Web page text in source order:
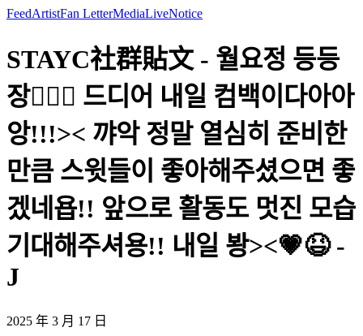
FeedArtistFan LetterMediaLiveNotice
STAYC社群貼文 - 월요정 등등
장🧚🏻‍♀️ 드디어 내일 컴백이다아아
앙!!!>< 꺄악 정말 열심히 준비한
만큼 스윗들이 좋아해주셨으면 좋
겠네욥!! 앞으로 활동도 멋진 모습
기대해주셔용!! 내일 봥><💗😆 -
J
2025 年 3 月 17 日